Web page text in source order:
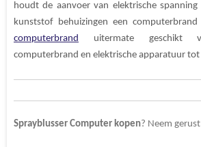
houdt de aanvoer van elektrische
kunststof behuizingen een computerbrand
computerbrand uitermate geschikt
computerbrand en elektrische apparatuur
Sprayblusser Computer kopen? Neem